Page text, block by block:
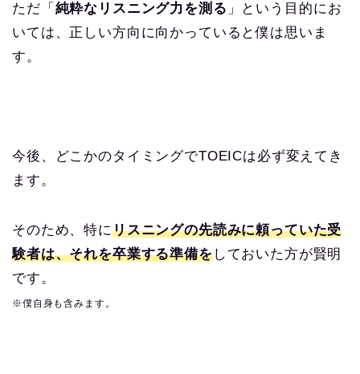
ただ「 純粋なリスニング力を測る 」という目的にお
いては、正しい方向に向かっていると僕は思いま
す。
今後、どこかのタイミングでTOEICは必ず変えてき
ます。
そのため、特にリスニングの先読みに頼っていた受
験者は、それを卒業する準備をしておいた方が賢明
です。
※僕自身も含みます。